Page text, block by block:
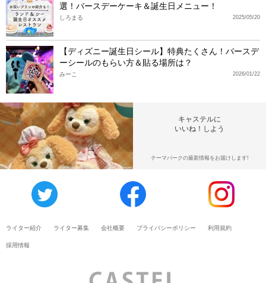
選！バースデーケーキ＆誕生日メニュー！
2025/05/20
しろまる
【ディズニー誕生日シール】特典たくさん！バースデ
ーシールのもらい方＆貼る場所は？
2026/01/22
みーこ
キャステルに
いいね！しよう
テーマパークの最新情報をお届けします!
ライター紹介 ライター募集 会社概要 プライバシーポリシー 利用規約
採用情報